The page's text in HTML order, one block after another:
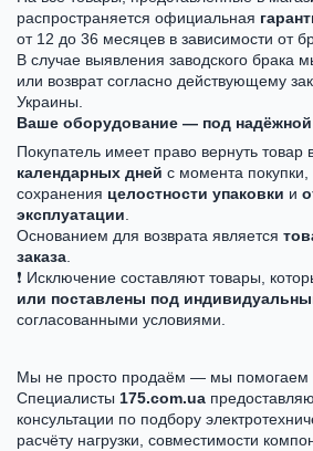
распространяется официальная
от 12 до 36 месяцев в зависимости от
В случае выявления заводского брака
или возврат согласно действующему
Украины.
Ваше оборудование — под
Покупатель имеет право вернуть товар
календарных дней с момента покупки,
сохранения целостности упаковки и
эксплуатации.
Основанием для возврата является
заказа.
❗ Исключение составляют товары,
или поставлены под
согласованными условиями.
Мы не просто продаём — мы помогаем
Специалисты 175.com.ua
консультации по подбору
расчёту нагрузки, совместимости